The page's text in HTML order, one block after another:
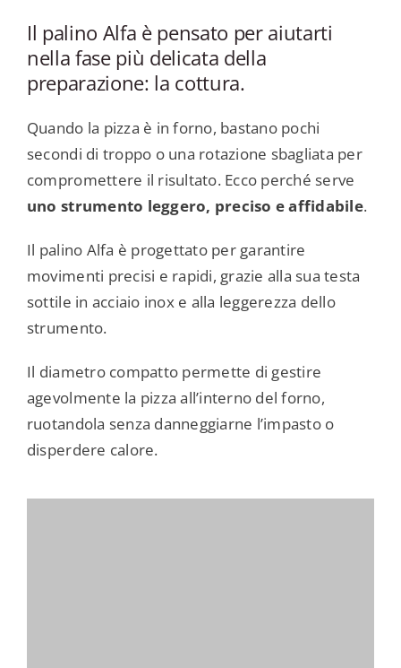
Il palino Alfa è pensato per aiutarti
nella fase più delicata della
preparazione: la cottura.
Quando la pizza è in forno, bastano pochi
secondi di troppo o una rotazione sbagliata per
compromettere il risultato. Ecco perché serve
uno strumento leggero, preciso e affidabile.
Il palino Alfa è progettato per garantire
movimenti precisi e rapidi, grazie alla sua testa
sottile in acciaio inox e alla leggerezza dello
strumento.
Il diametro compatto permette di gestire
agevolmente la pizza all’interno del forno,
ruotandola senza danneggiarne l’impasto o
disperdere calore.